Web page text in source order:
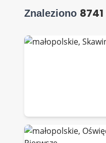
Znaleziono 8741